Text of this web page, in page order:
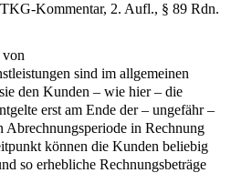
Kommentar, 2. Aufl., § 89 Rdn.
sind im allgemeinen
den Kunden – wie hier – die
erst am Ende der – ungefähr –
Abrechnungsperiode in Rechnung
können die Kunden beliebig
so erhebliche Rechnungsbeträge